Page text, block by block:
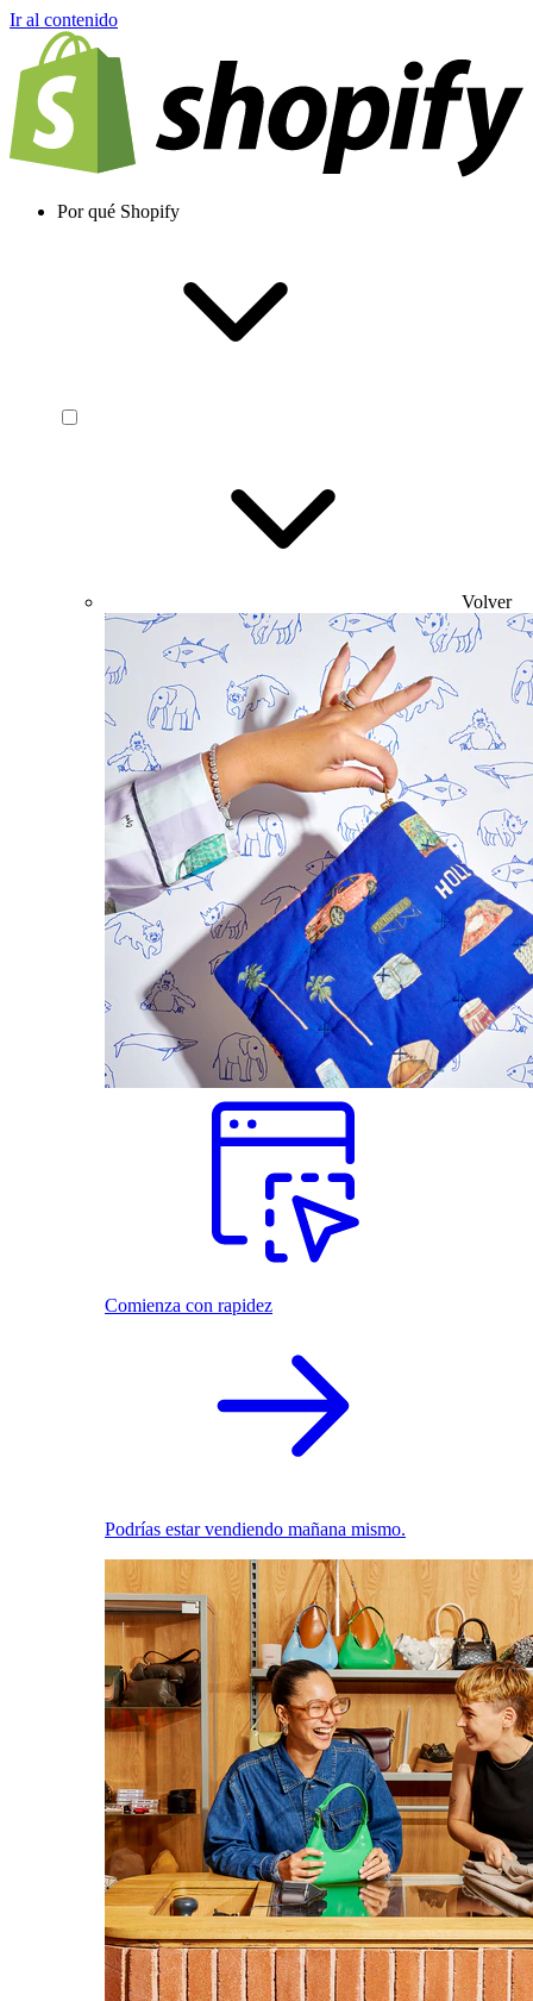
Ir al contenido
Por qué Shopify
Volver
Comienza con rapidez
Podrías estar vendiendo mañana mismo.